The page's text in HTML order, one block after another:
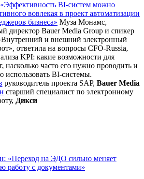
BI-систем можно
вовлекая в проект автоматизации
бизнеса» Муза Монамс,
директор Bauer Media Group и спикер
и внешний электронный
ответила на вопросы CFO-Russia,
KPI: какие возможности для
насколько часто его нужно проводить и
использовать BI-системы.
руководитель проекта SAP, Bauer Media
старший специалист по электронному
Дикси
«Переход на ЭДО сильно меняет
работу с документами»